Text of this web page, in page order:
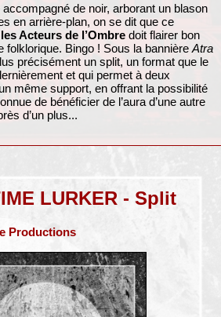
de noir, arborant un blason
en arrière-plan, on se dit que ce
les Acteurs de l’Ombredoit flairer bon
folklorique. Bingo ! Sous la bannière Atra
précisément un split, un format que le
et qui permet à deux
même support, en offrant la possibilité
de bénéficier de l’aura d’une autre
d’un plus...
LURKER - Split
Productions